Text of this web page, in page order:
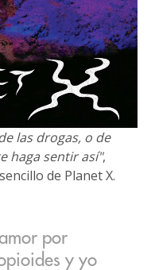
las drogas, o de
haga sentir así",
de Planet X.
por
y yo